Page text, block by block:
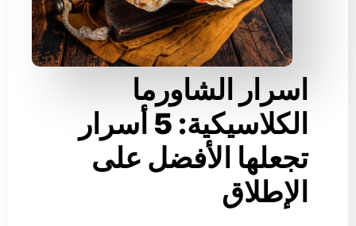
اسرار الشاورما
الكلاسيكية: 5 أسرار
تجعلها الأفضل على
الإطلاق